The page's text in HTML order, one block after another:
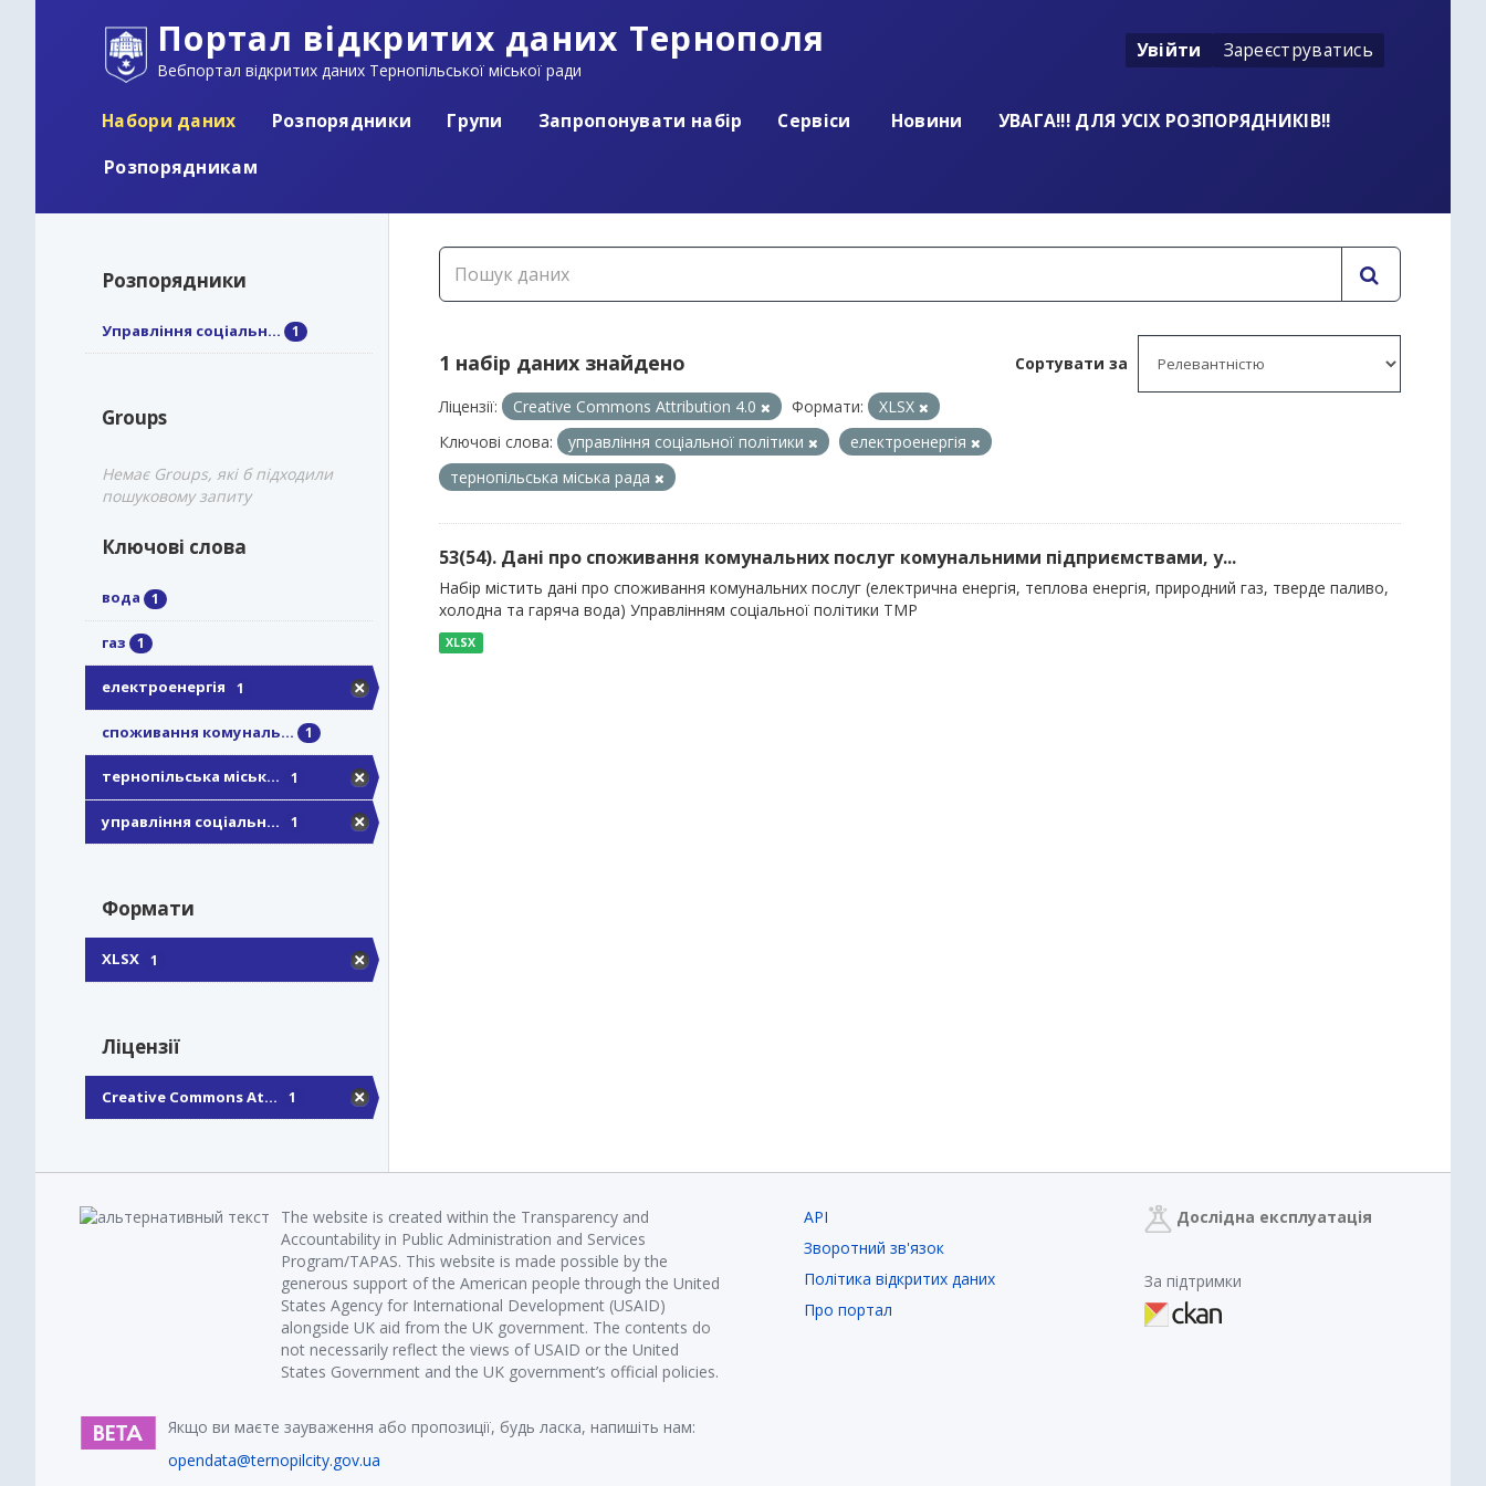
Портал відкритих даних Тернополя
Вебпортал відкритих даних Тернопільської міської ради
Увійти Зареєструватись
Набори даних Розпорядники Групи Запропонувати набір Сервіси Новини
УВАГА!!! ДЛЯ УСІХ РОЗПОРЯДНИКІВ!!
Розпорядникам
Розпорядники
Управління соціальн... 1
Groups
Немає Groups, які б підходили
пошуковому запиту
Ключові слова
вода 1
газ 1
електроенергія 1
споживання комуналь... 1
тернопільська міськ... 1
управління соціальн... 1
Формати
XLSX 1
Ліцензії
Creative Commons At... 1
Сортувати за
1 набір даних знайдено
Ліцензії: Creative Commons Attribution 4.0 Формати:
XLSX
Ключові слова:
управління соціальної політики
електроенергія
тернопільська міська рада
53(54). Дані про споживання комунальних послуг комунальними підприємствами, у...
Набір містить дані про споживання комунальних послуг (електрична енергія, теплова енергія, природний газ, тверде паливо,
холодна та гаряча вода) Управлінням соціальної політики ТМР
XLSX
The website is created within the Transparency and
Accountability in Public Administration and Services
Program/TAPAS. This website is made possible by the
generous support of the American people through the United
States Agency for International Development (USAID)
alongside UK aid from the UK government. The contents do
not necessarily reflect the views of USAID or the United
States Government and the UK government’s official policies.
Якщо ви маєте зауваження або пропозиції, будь ласка, напишіть нам:
opendata@ternopilcity.gov.ua
API
Зворотний зв'язок
Політика відкритих даних
Про портал
Дослідна експлуатація
За підтримки